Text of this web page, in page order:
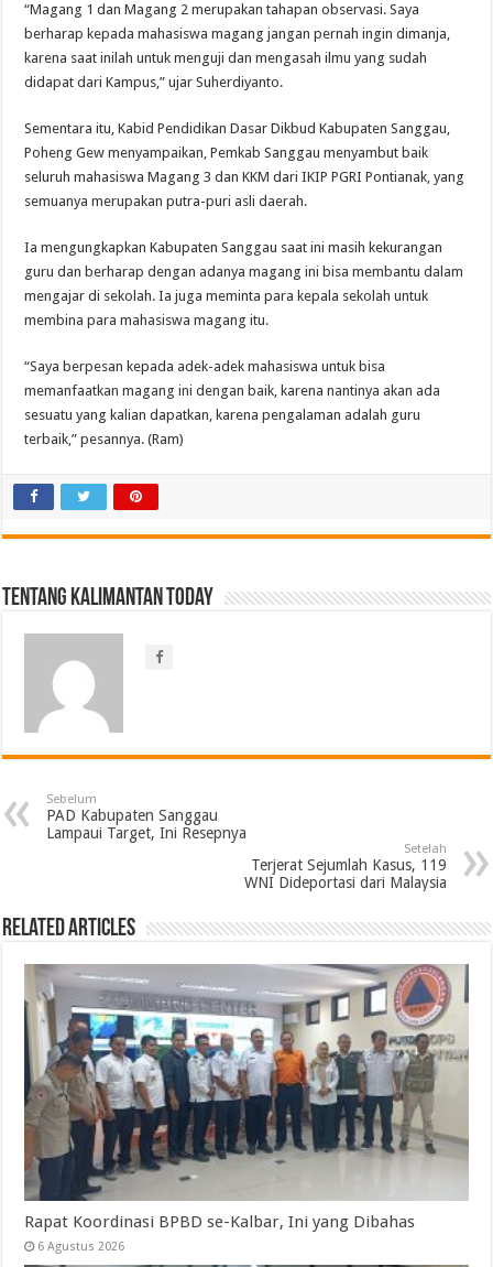
“Magang 1 dan Magang 2 merupakan tahapan observasi. Saya
berharap kepada mahasiswa magang jangan pernah ingin dimanja,
karena saat inilah untuk menguji dan mengasah ilmu yang sudah
didapat dari Kampus,” ujar Suherdiyanto.
Sementara itu, Kabid Pendidikan Dasar Dikbud Kabupaten Sanggau,
Poheng Gew menyampaikan, Pemkab Sanggau menyambut baik
seluruh mahasiswa Magang 3 dan KKM dari IKIP PGRI Pontianak, yang
semuanya merupakan putra-puri asli daerah.
Ia mengungkapkan Kabupaten Sanggau saat ini masih kekurangan
guru dan berharap dengan adanya magang ini bisa membantu dalam
mengajar di sekolah. Ia juga meminta para kepala sekolah untuk
membina para mahasiswa magang itu.
“Saya berpesan kepada adek-adek mahasiswa untuk bisa
memanfaatkan magang ini dengan baik, karena nantinya akan ada
sesuatu yang kalian dapatkan, karena pengalaman adalah guru
terbaik,” pesannya. (Ram)
Tentang Kalimantan Today
Sebelum
PAD Kabupaten Sanggau
Lampaui Target, Ini Resepnya
Setelah
Terjerat Sejumlah Kasus, 119
WNI Dideportasi dari Malaysia
Related Articles
Rapat Koordinasi BPBD se-Kalbar, Ini yang Dibahas
6 Agustus 2026